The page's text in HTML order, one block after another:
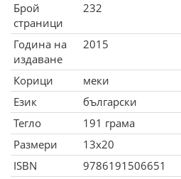
Брой
страници
232
Година на
издаване
2015
Корици
меки
Език
български
Тегло
191 грама
Размери
13x20
ISBN
9786191506651